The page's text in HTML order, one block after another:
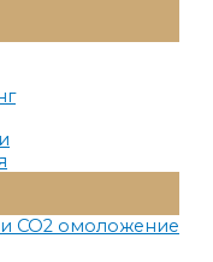
СО2 омоложение